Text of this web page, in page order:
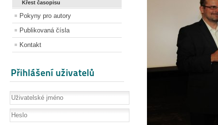
Křest časopisu
Pokyny pro autory
Publikovaná čísla
Kontakt
Přihlášení uživatelů